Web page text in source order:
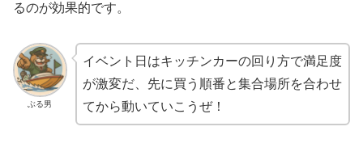
るのが効果的です。
ぶる男
イベント日はキッチンカーの回り方で満足度
が激変だ、先に買う順番と集合場所を合わせ
てから動いていこうぜ！